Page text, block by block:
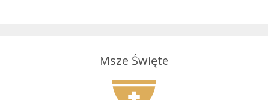
Msze Święte